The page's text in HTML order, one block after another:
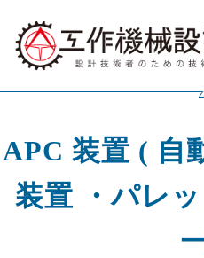
APC 装置 ( 自
装置 ・パレ